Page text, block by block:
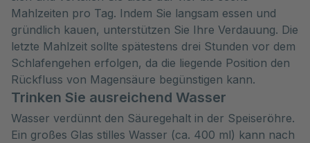
Mahlzeiten pro Tag. Indem Sie langsam essen und
gründlich kauen, unterstützen Sie Ihre Verdauung. Die
letzte Mahlzeit sollte spätestens drei Stunden vor dem
Schlafengehen erfolgen, da die liegende Position den
Rückfluss von Magensäure begünstigen kann.
Trinken Sie ausreichend Wasser
Wasser verdünnt den Säuregehalt in der Speiseröhre.
Ein großes Glas stilles Wasser (ca. 400 ml) kann nach